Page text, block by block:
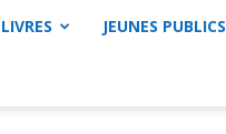
LIVRES JEUNES PUBLICS